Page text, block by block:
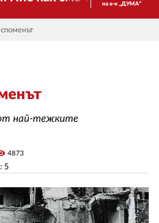
на в-к „ДУМА“
най-тежките
5
4873